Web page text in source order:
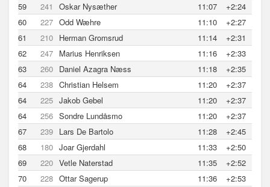
59
241 Oskar Nysæther 11:07
+2:24
60
227 Odd Wæhre 11:10
+2:27
61
210 Herman Gromsrud 11:14
+2:31
62
247 Marius Henriksen 11:16
+2:33
63
260 Daniel Azagra Næss 11:18
+2:35
64
238 Christian Helsem 11:20
+2:37
64
225 Jakob Gebel 11:20
+2:37
64
256 Sondre Lundåsmo 11:20
+2:37
67
239 Lars De Bartolo 11:28
+2:45
68
180 Joar Gjerdahl 11:33
+2:50
69
220 Vetle Naterstad 11:35
+2:52
70
228 Ottar Sagerup 11:36
+2:53